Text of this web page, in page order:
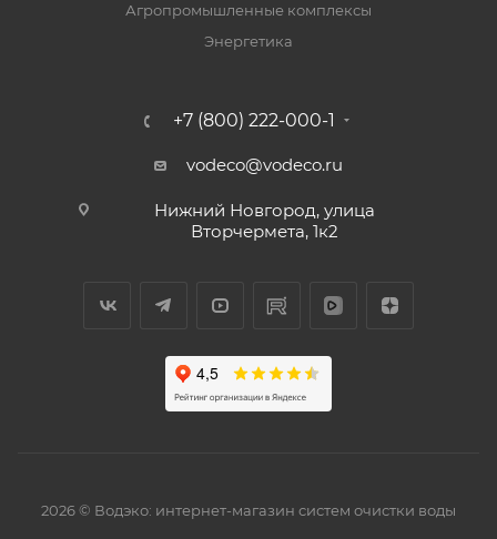
Агропромышленные комплексы
Энергетика
+7 (800) 222-000-1
vodeco@vodeco.ru
Нижний Новгород, улица
Вторчермета, 1к2
2026 © Водэко: интернет-магазин систем очистки воды